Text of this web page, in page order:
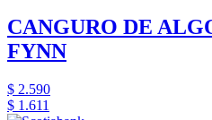
CANGURO DE
FYNN
$ 2.590
$ 1.611